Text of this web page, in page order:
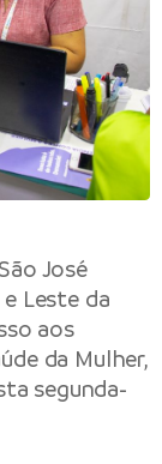
José
Leste da
aos
da Mulher,
segunda-